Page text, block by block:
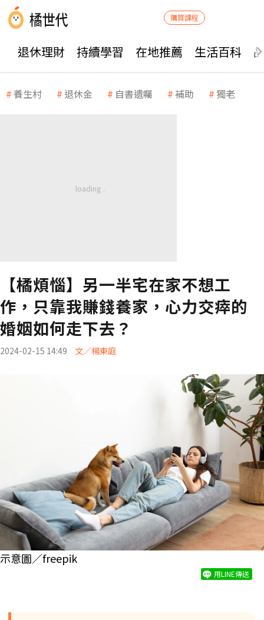
購買課程
退休理財 持續學習 在地推薦 生活百科
養生村 退休金 自書遺囑 補助 獨老
【橘煩惱】另一半宅在家不想工
作，只靠我賺錢養家，心力交瘁的
婚姻如何走下去？
2024-02-15 14:49 文／楊東庭
示意圖／freepik
用LINE傳送